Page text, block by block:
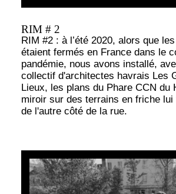
RIM # 2
RIM #2 : à l’été 2020, alors que
étaient fermés en France dans le
pandémie, nous avons installé,
collectif d'architectes havrais Les
Lieux, les plans du Phare CCN du
miroir sur des terrains en friche lui
de l'autre côté de la rue.